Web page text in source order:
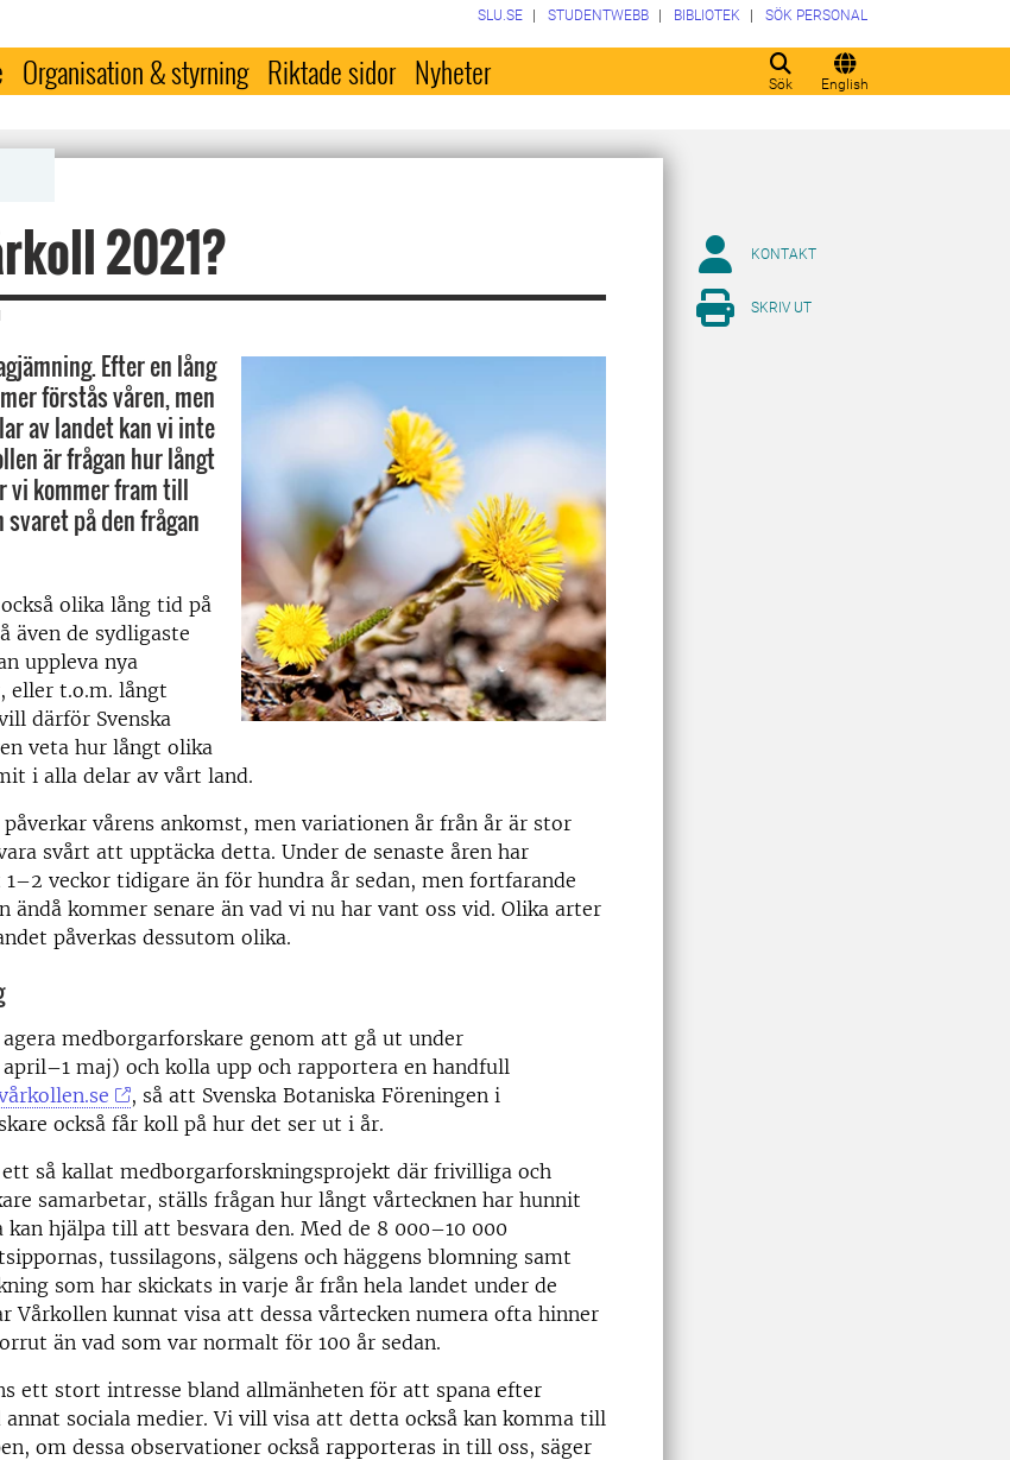
Sök English
SLU.SE STUDENTWEBB BIBLIOTEK SÖK PERSONAL
Organisation & styrning Riktade sidor Nyheter
2021?
Efter en lång
förstås våren, men
av landet kan vi inte
är frågan hur långt
vi kommer fram till
svaret på den frågan
olika lång tid på
även de sydligaste
uppleva nya
eller t.o.m. långt
därför Svenska
veta hur långt olika
i alla delar av vårt land.
vårens ankomst, men variationen år från år är stor
svårt att upptäcka detta. Under de senaste åren har
veckor tidigare än för hundra år sedan, men fortfarande
ändå kommer senare än vad vi nu har vant oss vid. Olika arter
påverkas dessutom olika.
medborgarforskare genom att gå ut under
maj) och kolla upp och rapportera en handfull
, så att Svenska Botaniska Föreningen i
också får koll på hur det ser ut i år.
så kallat medborgarforskningsprojekt där frivilliga och
samarbetar, ställs frågan hur långt vårtecknen har hunnit
kan hjälpa till att besvara den. Med de 8 000–10 000
tussilagons, sälgens och häggens blomning samt
som har skickats in varje år från hela landet under de
Vårkollen kunnat visa att dessa vårtecken numera ofta hinner
än vad som var normalt för 100 år sedan.
ett stort intresse bland allmänheten för att spana efter
annat sociala medier. Vi vill visa att detta också kan komma till
om dessa observationer också rapporteras in till oss, säger
KONTAKT
SKRIV UT